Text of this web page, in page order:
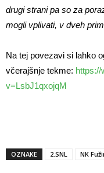
drugi strani pa so za
mogli vplivati, v dveh
Na tej povezavi si lahko
včerajšnje tekme: https://
v=LsbJ1qxojqM
OZNAKE 2.SNL NK